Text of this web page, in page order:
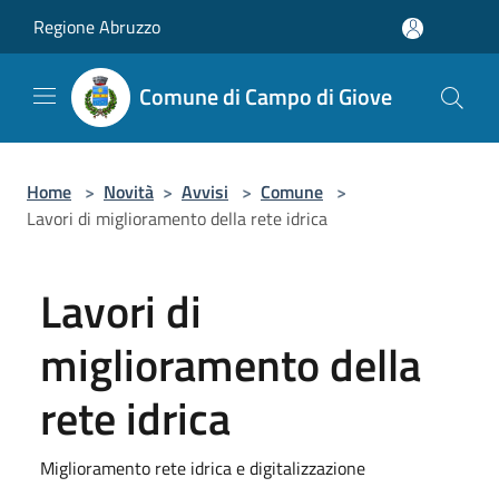
Regione Abruzzo
Comune di Campo di Giove
Home > Novità > Avvisi > Comune >
Lavori di miglioramento della rete idrica
Lavori di
miglioramento della
rete idrica
Miglioramento rete idrica e digitalizzazione